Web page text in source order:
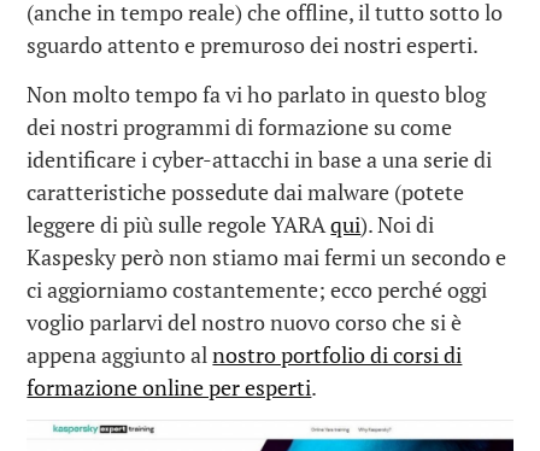
(anche in tempo reale) che offline, il tutto sotto lo
sguardo attento e premuroso dei nostri esperti.
Non molto tempo fa vi ho parlato in questo blog
dei nostri programmi di formazione su come
identificare i cyber-attacchi in base a una serie di
caratteristiche possedute dai malware (potete
leggere di più sulle regole YARAqui). Noi di
Kaspesky però non stiamo mai fermi un secondo e
ci aggiorniamo costantemente; ecco perché oggi
voglio parlarvi del nostro nuovo corso che si è
appena aggiunto alnostro portfolio di corsi di
formazione online per esperti.